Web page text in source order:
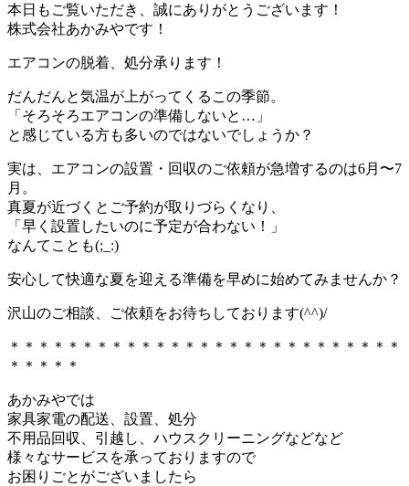
本日もご覧いただき、誠にありがとうございます！
株式会社あかみやです！
エアコンの脱着、処分承ります！
だんだんと気温が上がってくるこの季節。
「そろそろエアコンの準備しないと…」
と感じている方も多いのではないでしょうか？
実は、エアコンの設置・回収のご依頼が急増するのは6月〜7
月。
真夏が近づくとご予約が取りづらくなり、
「早く設置したいのに予定が合わない！」
なんてことも(;_:)
安心して快適な夏を迎える準備を早めに始めてみませんか？
沢山のご相談、ご依頼をお待ちしております(^^)/
＊＊＊＊＊＊＊＊＊＊＊＊＊＊＊＊＊＊＊＊＊＊＊＊＊＊＊
＊＊＊＊＊
あかみやでは
家具家電の配送、設置、処分
不用品回収、引越し、ハウスクリーニングなどなど
様々なサービスを承っておりますので
お困りごとがございましたら